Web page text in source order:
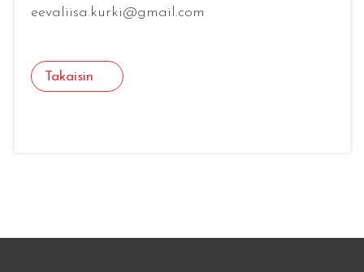
eevaliisa.kurki@gmail.com
Takaisin